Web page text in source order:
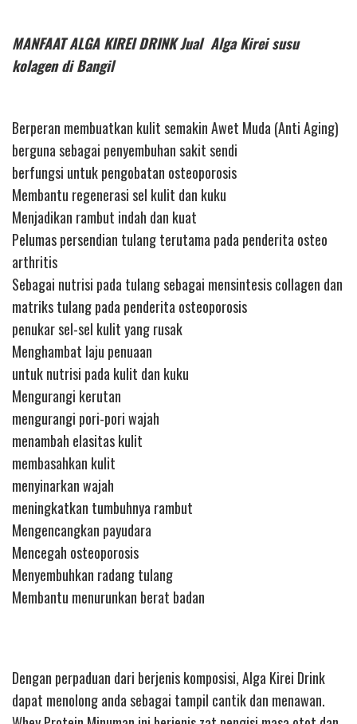
MANFAAT ALGA KIREI DRINK Jual Alga Kirei susu
kolagen di Bangil
Berperan membuatkan kulit semakin Awet Muda (Anti Aging)
berguna sebagai penyembuhan sakit sendi
berfungsi untuk pengobatan osteoporosis
Membantu regenerasi sel kulit dan kuku
Menjadikan rambut indah dan kuat
Pelumas persendian tulang terutama pada penderita osteo
arthritis
Sebagai nutrisi pada tulang sebagai mensintesis collagen dan
matriks tulang pada penderita osteoporosis
penukar sel-sel kulit yang rusak
Menghambat laju penuaan
untuk nutrisi pada kulit dan kuku
Mengurangi kerutan
mengurangi pori-pori wajah
menambah elasitas kulit
membasahkan kulit
menyinarkan wajah
meningkatkan tumbuhnya rambut
Mengencangkan payudara
Mencegah osteoporosis
Menyembuhkan radang tulang
Membantu menurunkan berat badan
Dengan perpaduan dari berjenis komposisi, Alga Kirei Drink
dapat menolong anda sebagai tampil cantik dan menawan.